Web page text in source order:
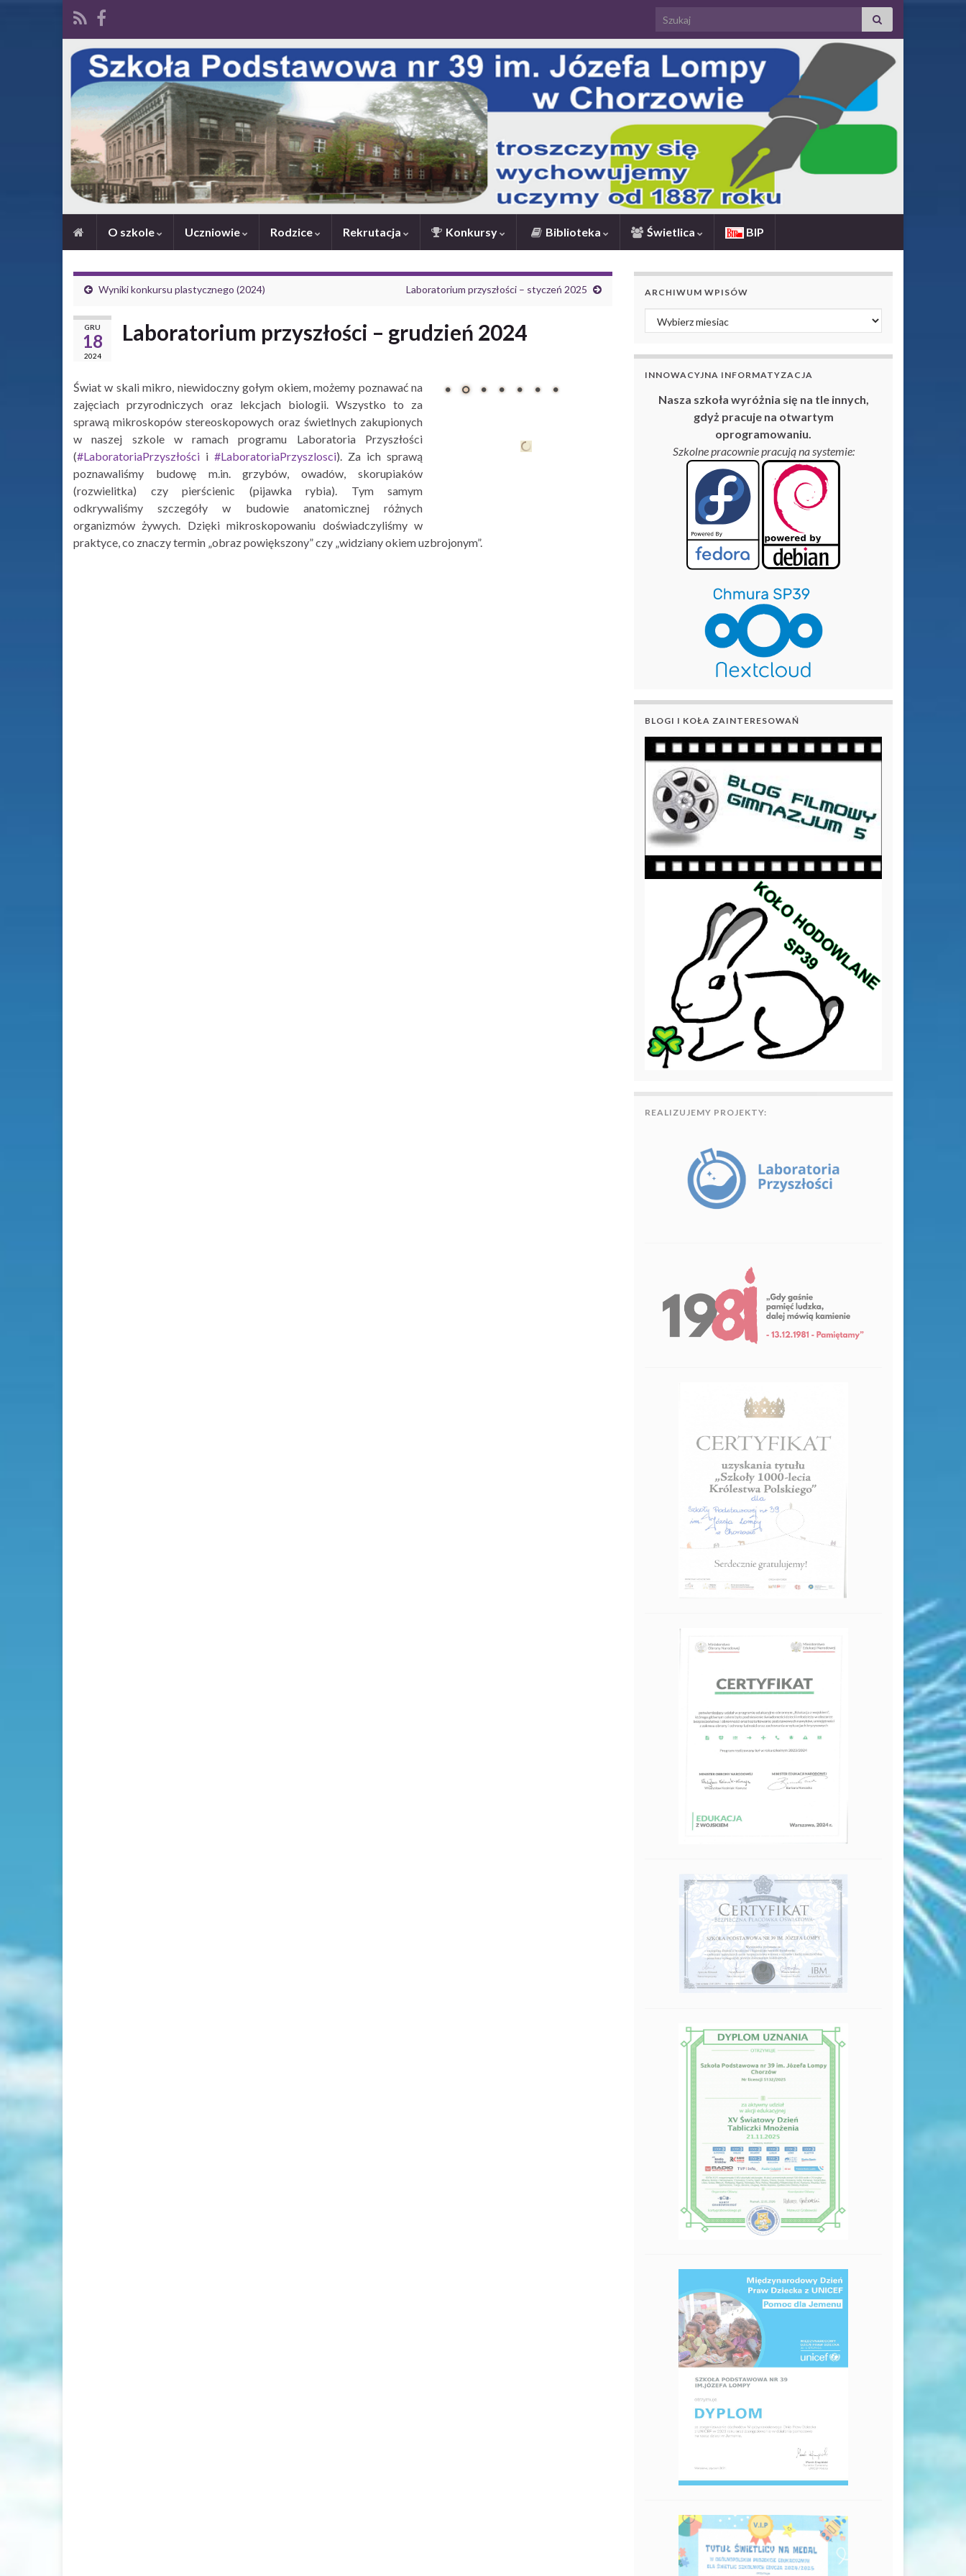
Search for:
O szkole Uczniowie Rodzice Rekrutacja Konkursy Biblioteka Świetlica BIP
Wyniki konkursu plastycznego (2024) Laboratorium przyszłości – styczeń 2025
GRU
18
2024
Laboratorium przyszłości – grudzień 2024
Świat w skali mikro, niewidoczny gołym okiem, możemy poznawać na
zajęciach przyrodniczych oraz lekcjach biologii. Wszystko to za
sprawą mikroskopów stereoskopowych oraz świetlnych zakupionych
w naszej szkole w ramach programu Laboratoria Przyszłości
(#LaboratoriaPrzyszłości i #LaboratoriaPrzyszlosci). Za ich sprawą
poznawaliśmy budowę m.in. grzybów, owadów, skorupiaków
(rozwielitka) czy pierścienic (pijawka rybia). Tym samym
odkrywaliśmy szczegóły w budowie anatomicznej różnych
organizmów żywych. Dzięki mikroskopowaniu doświadczyliśmy w
praktyce, co znaczy termin „obraz powiększony” czy „widziany okiem uzbrojonym”.
ARCHIWUM WPISÓW
Archiwum wpisów
INNOWACYJNA INFORMATYZACJA
Nasza szkoła wyróżnia się na tle innych,
gdyż pracuje na otwartym
oprogramowaniu.
Szkolne pracownie pracują na systemie:
BLOGI I KOŁA ZAINTERESOWAŃ
REALIZUJEMY PROJEKTY: